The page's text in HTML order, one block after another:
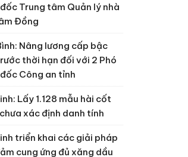
Trung tâm Quản lý nhà
Đồng
Nâng lương cấp bậc
thời hạn đối với 2 Phó
Công an tỉnh
Lấy 1.128 mẫu hài cốt
xác định danh tính
triển khai các giải pháp
cung ứng đủ xăng dầu